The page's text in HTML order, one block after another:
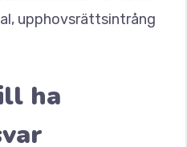
upphovsrättsintrång
ha